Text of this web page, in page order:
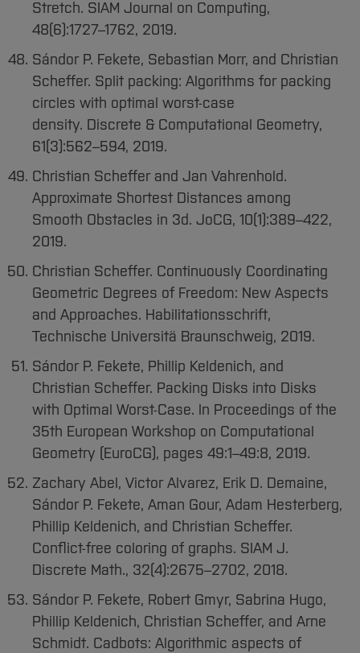
Stretch. SIAM Journal on Computing,
48(6):1727–1762, 2019.
Sándor P. Fekete, Sebastian Morr, and Christian
Scheffer. Split packing: Algorithms for packing
circles with optimal worst-case
density. Discrete & Computational Geometry,
61(3):562–594, 2019.
Christian Scheffer and Jan Vahrenhold.
Approximate Shortest Distances among
Smooth Obstacles in 3d. JoCG, 10(1):389–422,
2019.
Christian Scheffer. Continuously Coordinating
Geometric Degrees of Freedom: New Aspects
and Approaches. Habilitationsschrift,
Technische Universitä Braunschweig, 2019.
Sándor P. Fekete, Phillip Keldenich, and
Christian Scheffer. Packing Disks into Disks
with Optimal Worst-Case. In Proceedings of the
35th European Workshop on Computational
Geometry (EuroCG), pages 49:1–49:8, 2019.
Zachary Abel, Victor Alvarez, Erik D. Demaine,
Sándor P. Fekete, Aman Gour, Adam Hesterberg,
Phillip Keldenich, and Christian Scheffer.
Conflict-free coloring of graphs. SIAM J.
Discrete Math., 32(4):2675–2702, 2018.
Sándor P. Fekete, Robert Gmyr, Sabrina Hugo,
Phillip Keldenich, Christian Scheffer, and Arne
Schmidt. Cadbots: Algorithmic aspects of